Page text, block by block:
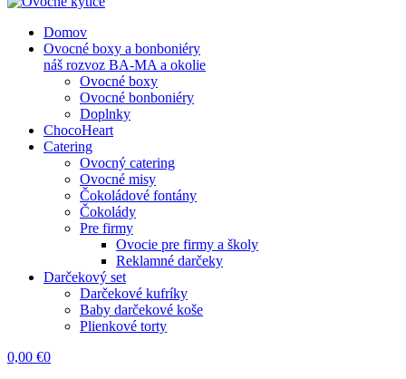
Domov
Ovocné boxy a bonboniéry
náš rozvoz BA-MA a okolie
Ovocné boxy
Ovocné bonboniéry
Doplnky
ChocoHeart
Catering
Ovocný catering
Ovocné misy
Čokoládové fontány
Čokolády
Pre firmy
Ovocie pre firmy a školy
Reklamné darčeky
Darčekový set
Darčekové kufríky
Baby darčekové koše
Plienkové torty
0,00 €0